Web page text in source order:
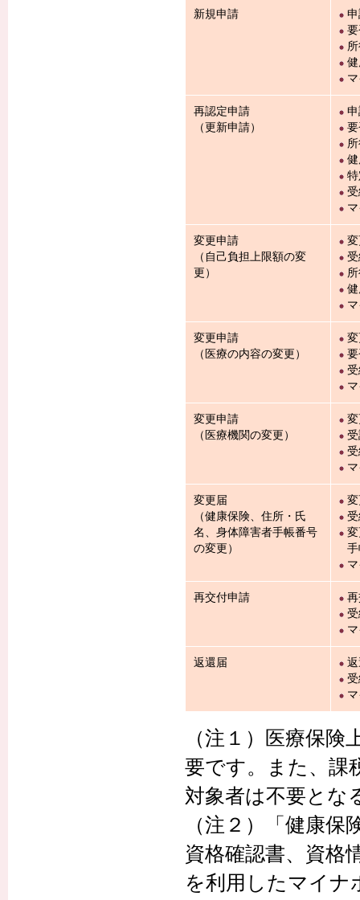
新規申請
再認定申請
（更新申請）
変更申請
（自己負担上限額の変
更）
変更申請
（医療の内容の変更）
変更申請
（医療機関の変更）
変更届
（健康保険、住所・氏
名、身体障害者手帳番号
の変更）
再交付申請
返還届
（注１）医療保
要です。また、課
対象者は不要とな
（注２）「健康
資格確認書、資格
を利用したマイナ